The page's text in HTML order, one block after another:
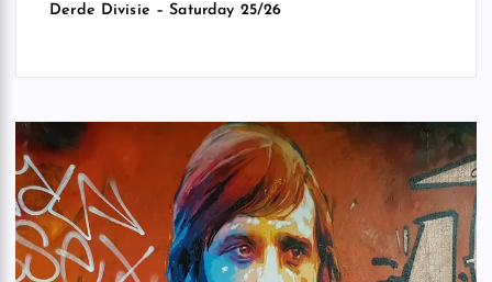
Derde Divisie – Saturday 25/26